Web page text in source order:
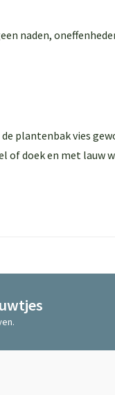
naden,
plantenbak vies
of doek en met lauw